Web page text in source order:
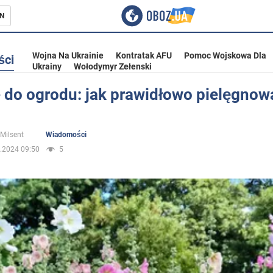
Ukrainie
Wojna Na Ukrainie Kontratak AFU
Pomoc Wojskowa Dla
Ukrainy
Wołodymyr Zełenski
do ogrodu: jak prawidłowo
Wiadomości
09:50
5